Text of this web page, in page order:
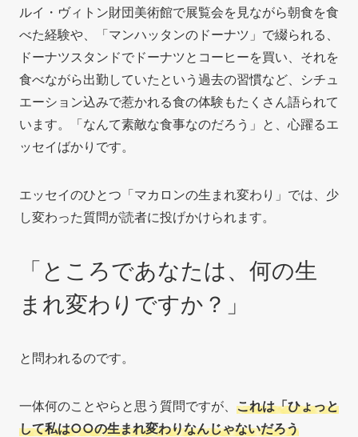
ルイ・ヴィトン財団美術館で展覧会を見ながら朝食を食
べた経験や、「マンハッタンのドーナツ」で綴られる、
ドーナツスタンドでドーナツとコーヒーを買い、それを
食べながら出勤していたという過去の習慣など、シチュ
エーション込みで惹かれる食の体験もたくさん語られて
います。「なんて素敵な食事なのだろう」と、心躍るエ
ッセイばかりです。
エッセイのひとつ「マカロンの生まれ変わり」では、少
し変わった質問が読者に投げかけられます。
「ところであなたは、何の生
まれ変わりですか？」
と問われるのです。
一体何のことやらと思う質問ですが、 これは「ひょっと
して私は○○の生まれ変わりなんじゃないだろう